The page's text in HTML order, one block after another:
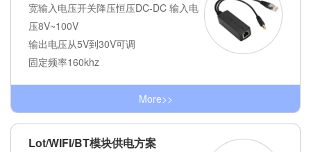
宽输入电压开关降压恒压DC-DC 输入电
压8V~100V
输出电压从5V到30V可调
固定频率160khz
More>>
Lot/WIFI/BT模块供电方案